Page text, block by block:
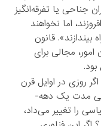
یا تفرقه‌انگیز
اما نخواهند
قانون
مجالی برای
روزی در اوایل قرن
مدت یک دهه-
را تغییر می‌داد،